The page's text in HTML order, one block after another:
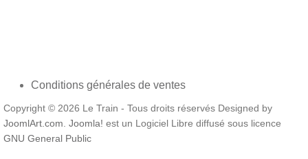
Conditions générales de ventes
Copyright © 2026 Le Train - Tous droits réservés Designed by
JoomlArt.com. Joomla! est un Logiciel Libre diffusé sous licence
GNU General Public